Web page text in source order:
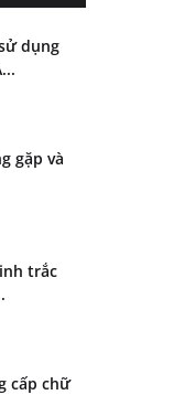
dụng
gặp và
trắc
cấp chữ